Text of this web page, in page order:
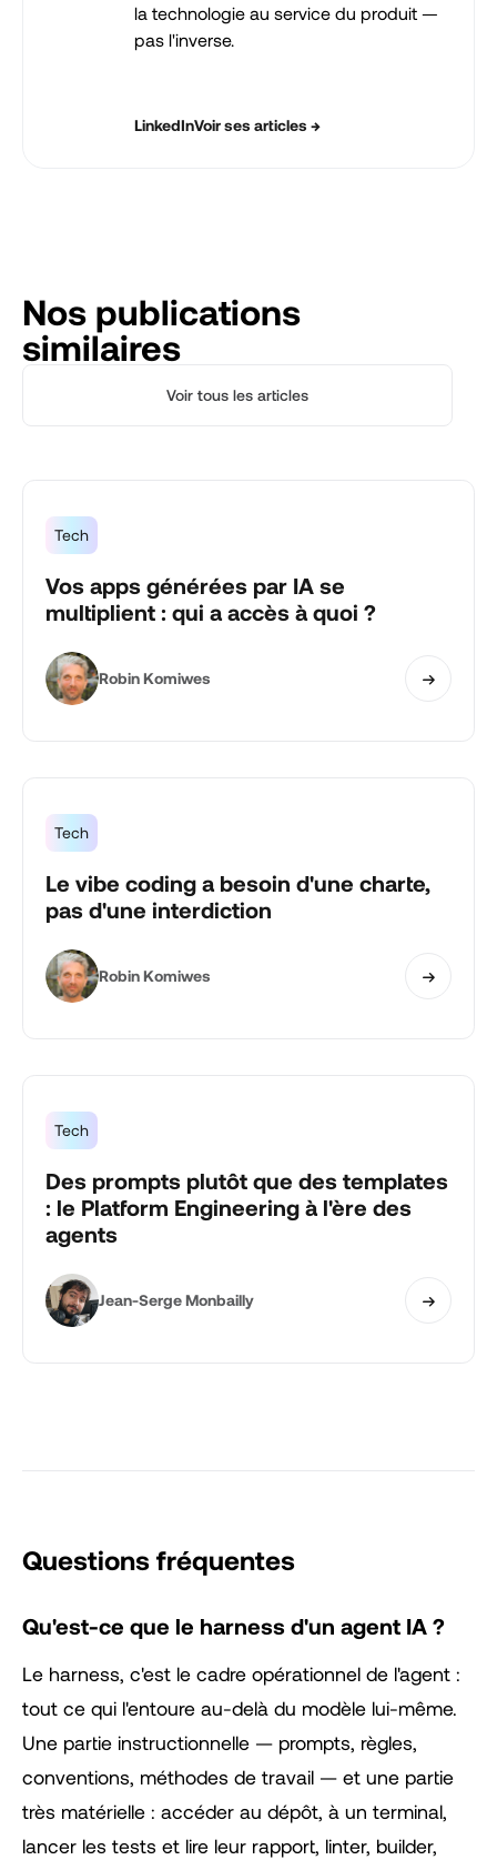
la technologie au service du produit —
pas l'inverse.
LinkedInVoir ses articles →
Nos publications
similaires
Voir tous les articles
Tech
Vos apps générées par IA se
multiplient : qui a accès à quoi ?
Robin Komiwes
Tech
Le vibe coding a besoin d'une charte,
pas d'une interdiction
Robin Komiwes
Tech
Des prompts plutôt que des templates
: le Platform Engineering à l'ère des
agents
Jean-Serge Monbailly
Questions fréquentes
Qu'est-ce que le harness d'un agent IA ?
Le harness, c'est le cadre opérationnel de l'agent :
tout ce qui l'entoure au-delà du modèle lui-même.
Une partie instructionnelle — prompts, règles,
conventions, méthodes de travail — et une partie
très matérielle : accéder au dépôt, à un terminal,
lancer les tests et lire leur rapport, linter, builder,